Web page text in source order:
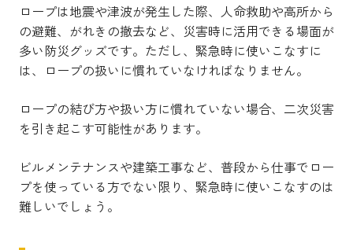
ロープは地震や津波が発生した際、人命救助や高所から
の避難、がれきの撤去など、災害時に活用できる場面が
多い防災グッズです。ただし、緊急時に使いこなすに
は、ロープの扱いに慣れていなければなりません。
ロープの結び方や扱い方に慣れていない場合、二次災害
を引き起こす可能性があります。
ビルメンテナンスや建築工事など、普段から仕事でロー
プを使っている方でない限り、緊急時に使いこなすのは
難しいでしょう。